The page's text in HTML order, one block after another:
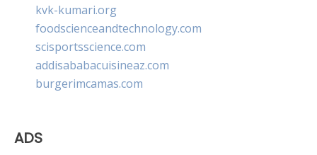
kvk-kumari.org
foodscienceandtechnology.com
scisportsscience.com
addisababacuisineaz.com
burgerimcamas.com
ADS